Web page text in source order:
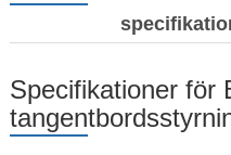
Specifikationer för